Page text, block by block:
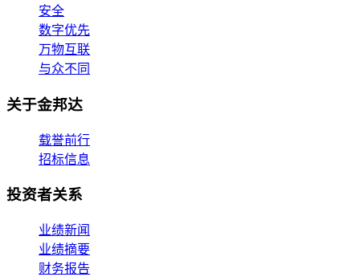
安全
数字优先
万物互联
与众不同
关于金邦达
载誉前行
招标信息
投资者关系
业绩新闻
业绩摘要
财务报告